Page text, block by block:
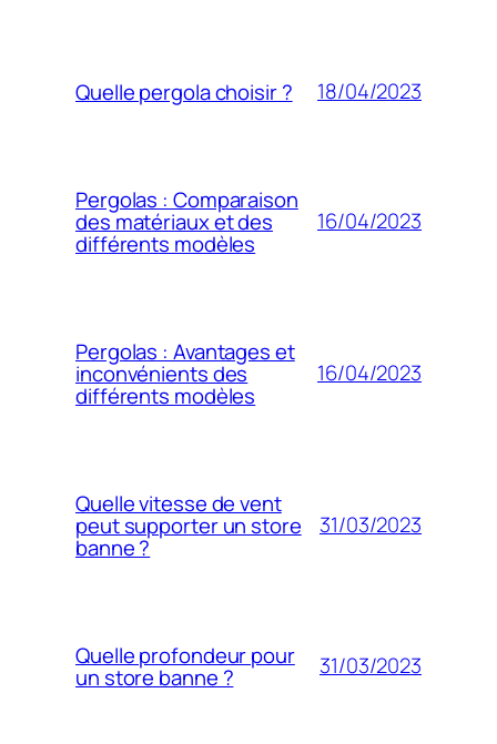
Quelle pergola choisir ? 18/04/2023
Pergolas : Comparaison
des matériaux et des
différents modèles
16/04/2023
Pergolas : Avantages et
inconvénients des
différents modèles
16/04/2023
Quelle vitesse de vent
peut supporter un store
banne ?
31/03/2023
Quelle profondeur pour
un store banne ? 31/03/2023